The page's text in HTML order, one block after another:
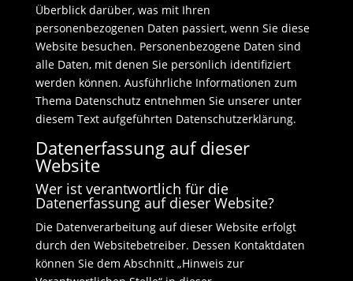
Überblick darüber, was mit Ihren
personenbezogenen Daten passiert, wenn Sie diese
Website besuchen. Personenbezogene Daten sind
alle Daten, mit denen Sie persönlich identifiziert
werden können. Ausführliche Informationen zum
Thema Datenschutz entnehmen Sie unserer unter
diesem Text aufgeführten Datenschutzerklärung.
Datenerfassung auf dieser
Website
Wer ist verantwortlich für die
Datenerfassung auf dieser Website?
Die Datenverarbeitung auf dieser Website erfolgt
durch den Websitebetreiber. Dessen Kontaktdaten
können Sie dem Abschnitt „Hinweis zur